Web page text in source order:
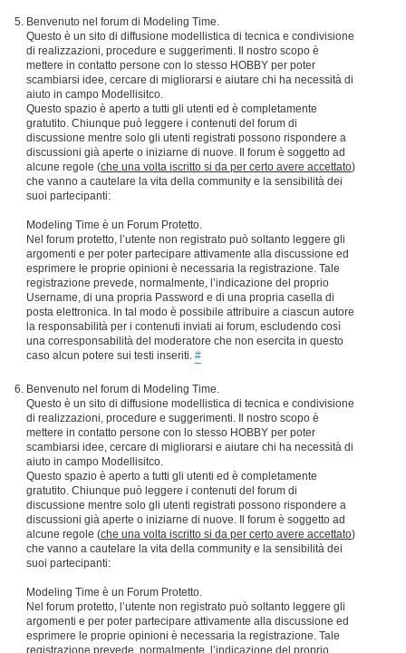
Benvenuto nel forum di Modeling Time.
Questo è un sito di diffusione modellistica di tecnica e condivisione
di realizzazioni, procedure e suggerimenti. Il nostro scopo è
mettere in contatto persone con lo stesso HOBBY per poter
scambiarsi idee, cercare di migliorarsi e aiutare chi ha necessità di
aiuto in campo Modellisitco.
Questo spazio è aperto a tutti gli utenti ed è completamente
gratutito. Chiunque può leggere i contenuti del forum di
discussione mentre solo gli utenti registrati possono rispondere a
discussioni già aperte o iniziarne di nuove. Il forum è soggetto ad
alcune regole (che una volta iscritto si da per certo avere accettato)
che vanno a cautelare la vita della community e la sensibilità dei
suoi partecipanti:
Modeling Time è un Forum Protetto.
Nel forum protetto, l’utente non registrato può soltanto leggere gli
argomenti e per poter partecipare attivamente alla discussione ed
esprimere le proprie opinioni è necessaria la registrazione. Tale
registrazione prevede, normalmente, l’indicazione del proprio
Username, di una propria Password e di una propria casella di
posta elettronica. In tal modo è possibile attribuire a ciascun autore
la responsabilità per i contenuti inviati ai forum, escludendo così
una corresponsabilità del moderatore che non esercita in questo
caso alcun potere sui testi inseriti. #
Benvenuto nel forum di Modeling Time.
Questo è un sito di diffusione modellistica di tecnica e condivisione
di realizzazioni, procedure e suggerimenti. Il nostro scopo è
mettere in contatto persone con lo stesso HOBBY per poter
scambiarsi idee, cercare di migliorarsi e aiutare chi ha necessità di
aiuto in campo Modellisitco.
Questo spazio è aperto a tutti gli utenti ed è completamente
gratutito. Chiunque può leggere i contenuti del forum di
discussione mentre solo gli utenti registrati possono rispondere a
discussioni già aperte o iniziarne di nuove. Il forum è soggetto ad
alcune regole (che una volta iscritto si da per certo avere accettato)
che vanno a cautelare la vita della community e la sensibilità dei
suoi partecipanti:
Modeling Time è un Forum Protetto.
Nel forum protetto, l’utente non registrato può soltanto leggere gli
argomenti e per poter partecipare attivamente alla discussione ed
esprimere le proprie opinioni è necessaria la registrazione. Tale
registrazione prevede, normalmente, l’indicazione del proprio